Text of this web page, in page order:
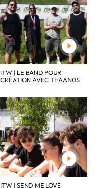
ITW | LE BAND POUR
CRÉATION AVEC THAANOS
ITW | SEND ME LOVE